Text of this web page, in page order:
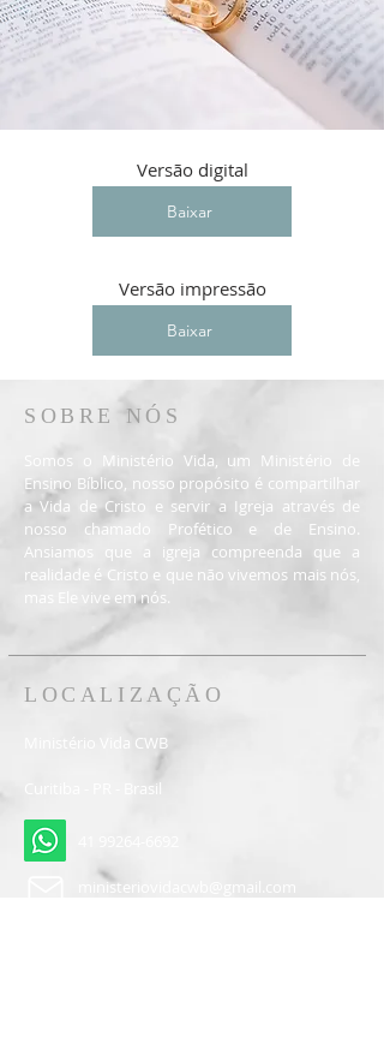
Versão digital
Baixar
Versão impressão
Baixar
SOBRE NÓS
Somos o Ministério Vida, um Ministério de
Ensino Bíblico, nosso propósito é compartilhar
a Vida de Cristo e servir a Igreja através de
nosso chamado Profético e de Ensino.
Ansiamos que a igreja compreenda que a
realidade é Cristo e que não vivemos mais nós,
mas Ele vive em nós.
ministeriovidacwb@gmail.com
LOCALIZAÇÃO
Ministério Vida CWB
Curitiba - PR - Brasil